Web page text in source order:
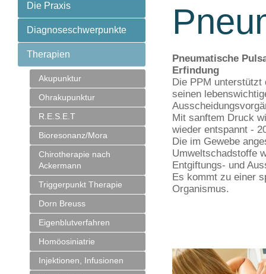
Die Praxis
Diagnoseschwerpunkte
Therapien
Akupunktur
Ohrakupunktur
R.E.S.E.T
Bioresonanz/Mora
Chirotherapie nach
Ackermann
Triggerpunkt Therapie
Dorn Breuss
Eigenblutverfahren
Homöosiniatrie
Injektionen, Infusionen
Pneumatische
Erfindung
Die PPM unterstützt
seinen
Mit sanftem Druck
wieder entspannt -
Die im Gewebe
Umweltschadstoffe
Entgiftungs- und
Es kommt zu einer
Organismus.